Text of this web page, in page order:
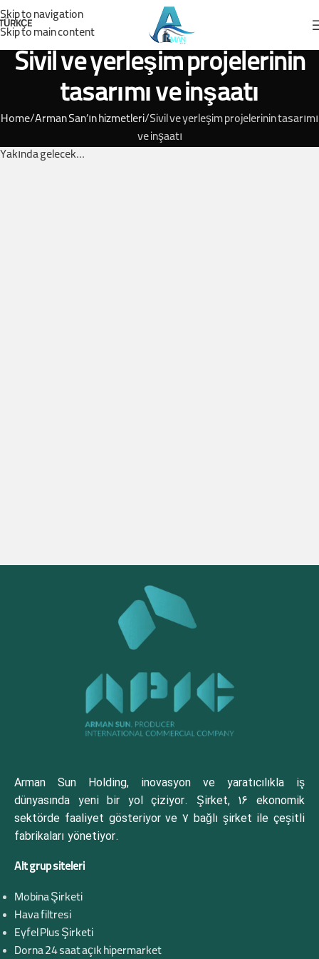
Skip to navigation
Skip to main content
Sivil ve yerleşim projelerinin
tasarımı ve inşaatı
Home Arman San’ın hizmetleri Sivil ve yerleşim projelerinin tasarımı
ve inşaatı
Yakında gelecek…
Arman Sun Holding, inovasyon ve yaratıcılıkla iş
dünyasında yeni bir yol çiziyor. Şirket, 16 ekonomik
sektörde faaliyet gösteriyor ve 7 bağlı şirket ile çeşitli
fabrikaları yönetiyor.
Alt grup siteleri
Mobina Şirketi
Hava filtresi
Eyfel Plus Şirketi
Dorna 24 saat açık hipermarket